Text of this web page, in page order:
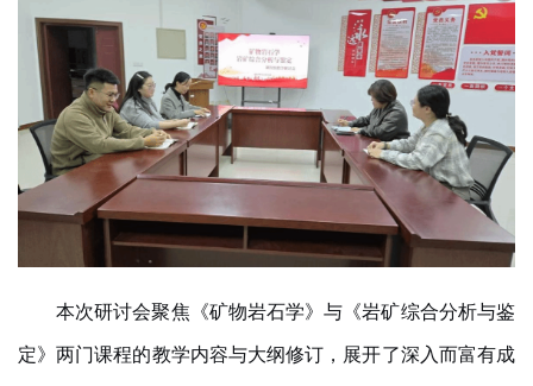
本次研讨会聚焦《矿物岩石学》与《岩矿综合分析与鉴
定》两门课程的教学内容与大纲修订，展开了深入而富有成